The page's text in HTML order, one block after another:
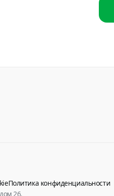
Политика конфиденциальности
26.